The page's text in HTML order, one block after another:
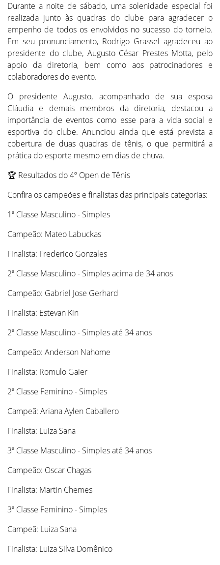
Durante a noite de sábado, uma solenidade especial foi
realizada junto às quadras do clube para agradecer o
empenho de todos os envolvidos no sucesso do torneio.
Em seu pronunciamento, Rodrigo Grassel agradeceu ao
presidente do clube, Augusto César Prestes Motta, pelo
apoio da diretoria, bem como aos patrocinadores e
colaboradores do evento.
O presidente Augusto, acompanhado de sua esposa
Cláudia e demais membros da diretoria, destacou a
importância de eventos como esse para a vida social e
esportiva do clube. Anunciou ainda que está prevista a
cobertura de duas quadras de tênis, o que permitirá a
prática do esporte mesmo em dias de chuva.
🏆 Resultados do 4º Open de Tênis
Confira os campeões e finalistas das principais categorias:
1ª Classe Masculino - Simples
Campeão: Mateo Labuckas
Finalista: Frederico Gonzales
2ª Classe Masculino - Simples acima de 34 anos
Campeão: Gabriel Jose Gerhard
Finalista: Estevan Kin
2ª Classe Masculino - Simples até 34 anos
Campeão: Anderson Nahome
Finalista: Romulo Gaier
2ª Classe Feminino - Simples
Campeã: Ariana Aylen Caballero
Finalista: Luiza Sana
3ª Classe Masculino - Simples até 34 anos
Campeão: Oscar Chagas
Finalista: Martin Chemes
3ª Classe Feminino - Simples
Campeã: Luiza Sana
Finalista: Luiza Silva Domênico